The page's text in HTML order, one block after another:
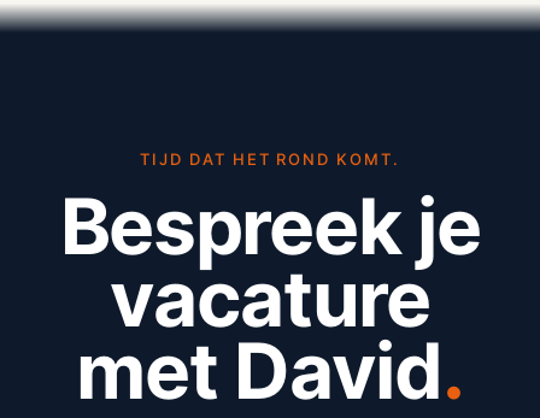
TIJD DAT HET ROND KOMT.
Bespreek je
vacature
met David